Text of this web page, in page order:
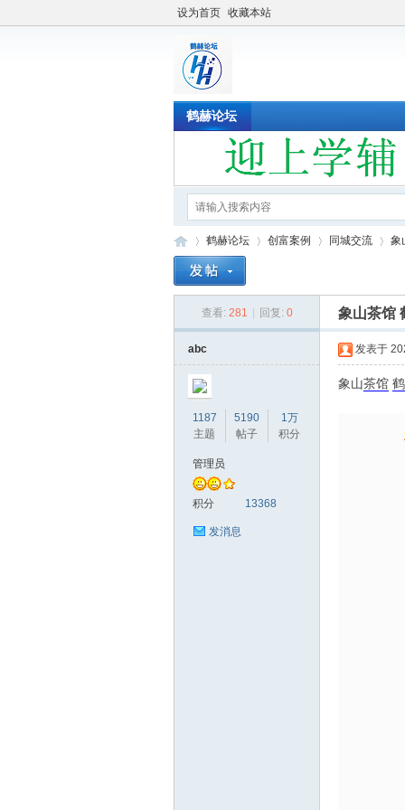
设为首页 收藏本站
鹤赫论坛
鹤赫论坛 创富案例 同城交流
›
象
查看: 281 回复: 0 象山茶馆
abc
1187
主题
5190
帖子
1万
积分
管理员
积分 13368
发消息
发表于
象山茶馆